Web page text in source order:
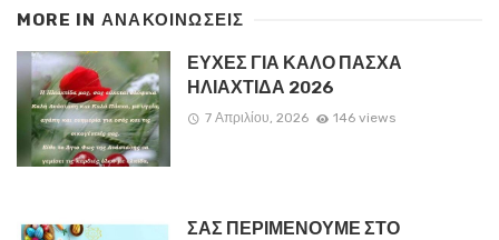
MORE IN ΑΝΑΚΟΙΝΏΣΕΙΣ
ΕΥΧΕΣ ΓΙΑ ΚΑΛΟ ΠΑΣΧΑ
ΗΛΙΑΧΤΙΔΑ 2026
7 Απριλίου, 2026 146 views
ΣΑΣ ΠΕΡΙΜΕΝΟΥΜΕ ΣΤΟ